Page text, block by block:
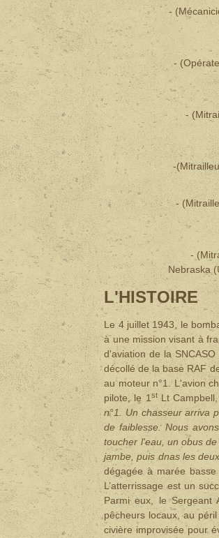
-
-
-
-
-
-
Nebraska
L'HISTOIRE
Le 4 juillet 1943, le
à une mission visant à
d'aviation de la
décollé de la base RAF
au moteur n°1. L'avion
pilote, le 1stLt
n°1. Un chasseur arriva
de faiblesse. Nous
toucher l'eau, un obus
jambe, puis dnas les
dégagée à marée basse
L’atterrissage est un
Parmi eux, le Sergeant
pêcheurs locaux, au
civière improvisée pour